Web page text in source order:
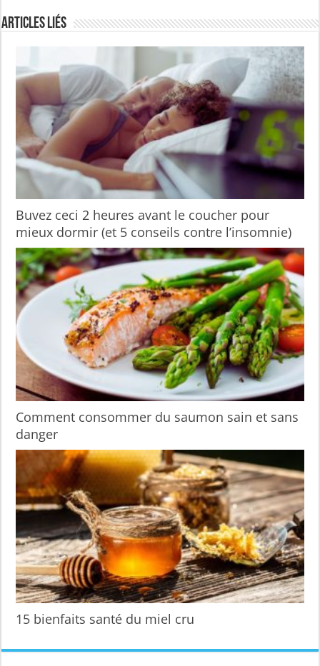
Articles liés
Buvez ceci 2 heures avant le coucher pour
mieux dormir (et 5 conseils contre l’insomnie)
Comment consommer du saumon sain et sans
danger
15 bienfaits santé du miel cru